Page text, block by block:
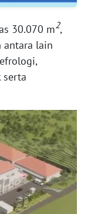
30.070 m2,
antara lain
serta